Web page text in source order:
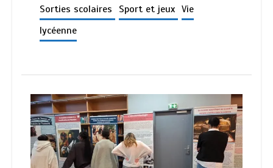
Sorties scolaires Sport et jeux Vie
lycéenne